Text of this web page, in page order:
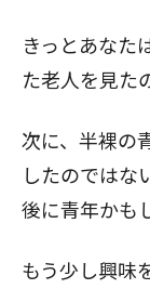
きっとあなた
た老人を見た
次に、半裸の
したのではな
後に青年かも
もう少し興味